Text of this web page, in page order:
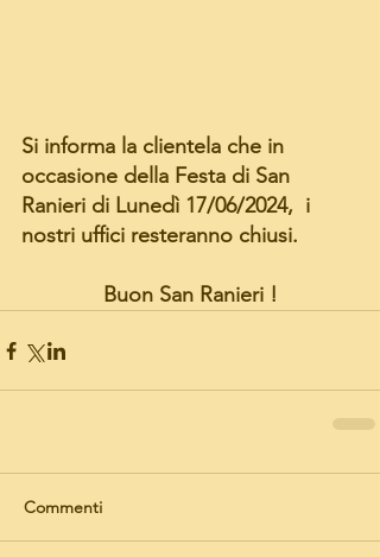
Si informa la clientela che in
occasione della Festa di San
Ranieri di Lunedì 17/06/2024,  i
nostri uffici resteranno chiusi.
Buon San Ranieri !
Commenti